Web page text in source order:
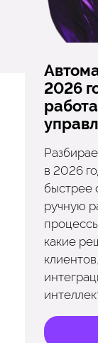
2026
в 2026
быстрее
ручную
какие